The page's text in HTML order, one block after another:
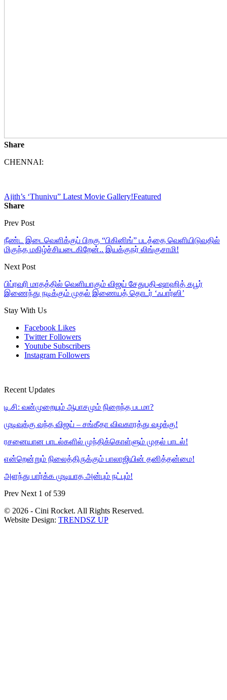
Share
CHENNAI:
Ajith’s ‘Thunivu” Latest Movie Gallery!Featured
Share
Prev Post
நீண்ட இடைவெளிக்குப் பிறகு “பிகினிங்” படத்தை வெளியிடுவதில்
மிகுந்த மகிழ்ச்சியடைகிறேன்.. இயக்குநர் லிங்குசாமி!
Next Post
பிப்ரவரி மாதத்தில் வெளியாகும் விஜய் சேதுபதி-ஷாஹித் கபூர்
இணைந்து நடிக்கும் முதல் இணையத் தொடர் ‘ஃபார்ஸி’
Stay With Us
Facebook Likes
Twitter Followers
Youtube Subscribers
Instagram Followers
Recent Updates
டி.சி: வன்முறையும் ஆபாசமும் நிறைந்த படமா?
முடிவுக்கு வந்த விஜய் – சங்கீதா விவகாரத்து வழக்கு!
ரசனையான பாடல்களில் முந்திக்கொள்ளும் முதல் பாடல்!
என்றென்றும் நிலைத்திருக்கும் பாலாஜியின் தனித்தன்மை!
அளந்து பார்க்க முடியாத அன்பும் நட்பும்!
Prev Next 1 of 539
© 2026 - Cini Rocket. All Rights Reserved.
Website Design: TRENDSZ UP